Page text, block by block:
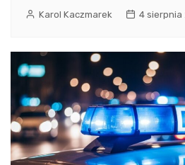
Karol Kaczmarek 4 sierpnia